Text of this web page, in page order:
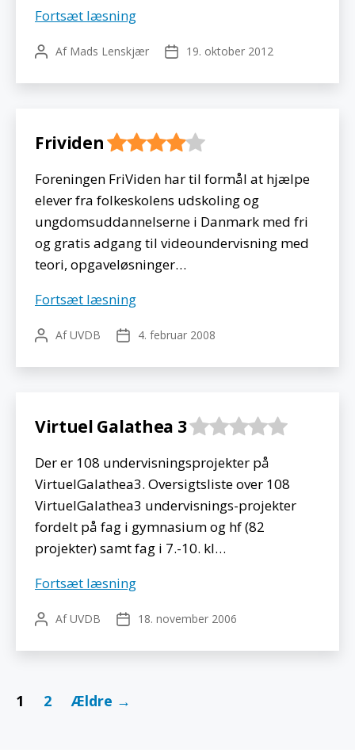
Fortsæt læsningMadsmatik
Indlægsforfatter
Af Mads Lenskjær Indlægsdato
19. oktober 2012
Frividen
Foreningen FriViden har til formål at hjælpe
elever fra folkeskolens udskoling og
ungdomsuddannelserne i Danmark med fri
og gratis adgang til videoundervisning med
teori, opgaveløsninger…
Fortsæt læsningFrividen
Indlægsforfatter
AfUVDB Indlægsdato
4. februar 2008
Virtuel Galathea 3
Der er 108 undervisningsprojekter på
VirtuelGalathea3. Oversigtsliste over 108
VirtuelGalathea3 undervisnings-projekter
fordelt på fag i gymnasium og hf (82
projekter) samt fag i 7.-10. kl…
Fortsæt læsningVirtuel
3
Indlægsforfatter
AfUVDB Indlægsdato
18. november 2006
Indlægsinddeling
1 2 Ældre →